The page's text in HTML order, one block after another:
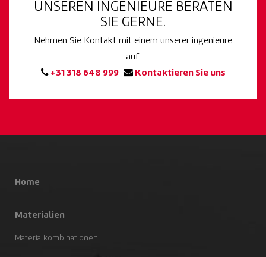
UNSEREN INGENIEURE BERATEN
SIE GERNE.
Nehmen Sie Kontakt mit einem unserer ingenieure
auf.
+31 318 648 999
Kontaktieren Sie uns
Home
Materialien
Materialkombinationen